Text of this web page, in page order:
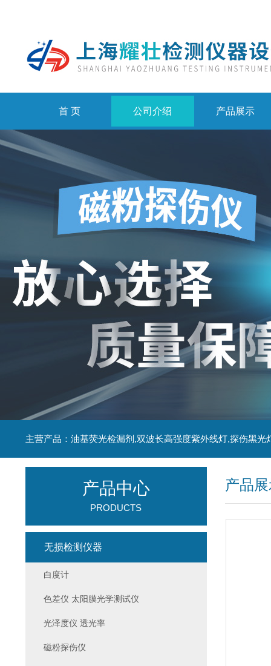
首 页 公司介绍 产品展示
主营产品：油基荧光检漏剂,双波长高强度紫外线灯,探伤黑光
产品
产品中心
PRODUCTS
无损检测仪器
白度计
色差仪 太阳膜光学测试仪
光泽度仪 透光率
磁粉探伤仪